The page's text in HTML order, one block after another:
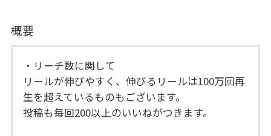
概要
・リーチ数に関して
リールが伸びやすく、伸びるリールは100万回再
生を超えているものもございます。
投稿も毎回200以上のいいねがつきます。